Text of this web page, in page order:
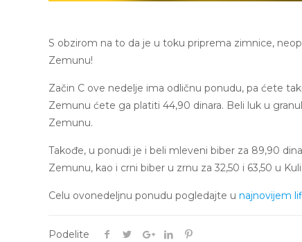
S obzirom na to da je u toku priprema zimnice,
Zemunu!
Začin C ove nedelje ima odličnu ponudu, pa ćete
Zemunu ćete ga platiti 44,90 dinara. Beli luk u
Zemunu.
Takođe, u ponudi je i beli mleveni biber za 89,90
Zemunu, kao i crni biber u zrnu za 32,50 i 63,50 u
Celu ovonedeljnu ponudu pogledajte unajnovijem
Podelite